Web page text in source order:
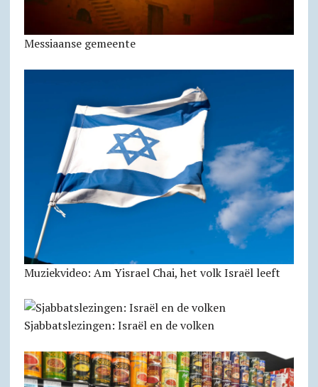
Messiaanse gemeente
Muziekvideo: Am Yisrael Chai, het volk Israël leeft
Sjabbatslezingen: Israël en de volken